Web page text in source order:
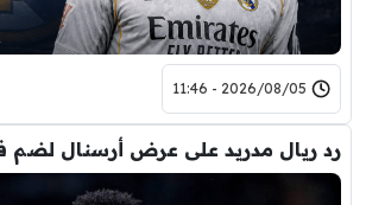
2026/08/05 - 11:46
رد ريال مدريد على عرض أرسنال